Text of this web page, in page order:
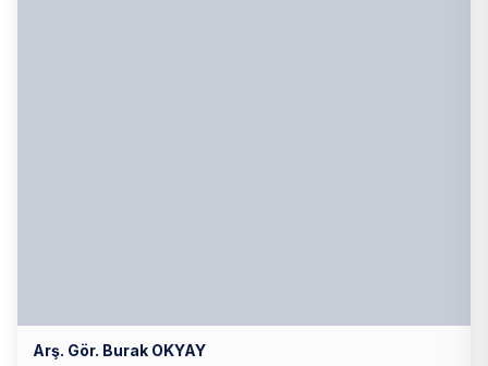
Arş. Gör. Burak OKYAY